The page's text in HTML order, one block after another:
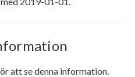
att se denna information.